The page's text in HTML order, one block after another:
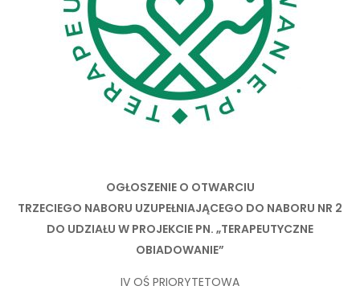
OGŁOSZENIE O OTWARCIU
TRZECIEGO NABORU UZUPEŁNIAJĄCEGO DO NABORU NR 2
DO UDZIAŁU W PROJEKCIE PN. „TERAPEUTYCZNE
OBIADOWANIE”
IV OŚ PRIORYTETOWA